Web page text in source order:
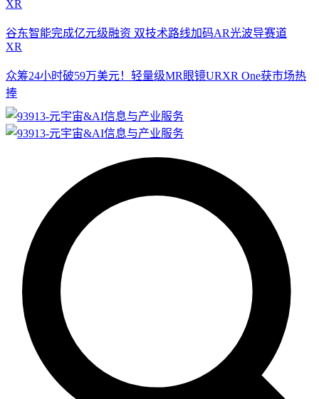
XR
谷东智能完成亿元级融资 双技术路线加码AR光波导赛道
XR
众筹24小时破59万美元！轻量级MR眼镜URXR One获市场热
捧